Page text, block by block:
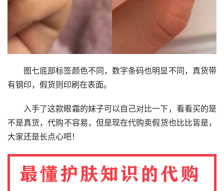
图七底部标签颜色不同，数字条码也明显不同，真货带
有钢印，假货则印刷在表面。
入手了这款眼霜的妹子可以自己对比一下，看看买的是
不是真货，代购不容易，但是现在代购卖假货也比比皆是，
大家还是长点心吧！